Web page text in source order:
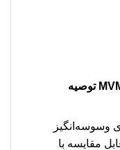
چرا خرید آینه بغل اصلی برای MVM X22 توصیه
وسوسه‌انگیز
مقایسه با